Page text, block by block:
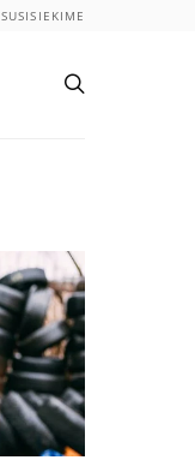
SUSISIEKIME